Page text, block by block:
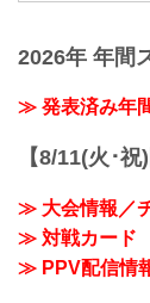
2026年 年間
≫ 発表済み年
【8/11(火･
≫ 大会情報／
≫ 対戦カード
≫ PPV配信情